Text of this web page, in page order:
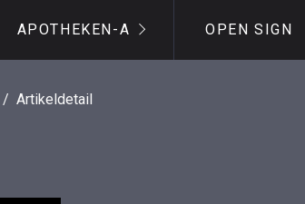
APOTHEKEN-A OPEN SIGN
/ Artikeldetail